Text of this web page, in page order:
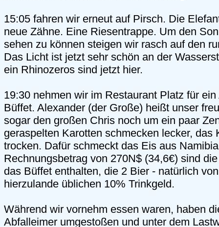
15:05 fahren wir erneut auf Pirsch. Die
neue Zähne. Eine Riesentrappe. Um den
sehen zu können steigen wir rasch auf den
Das Licht ist jetzt sehr schön an der
ein Rhinozeros sind jetzt hier.
19:30 nehmen wir im Restaurant Platz für
Büffet. Alexander (der Große) heißt unser
sogar den großen Chris noch um ein paar
geraspelten Karotten schmecken lecker, das
trocken. Dafür schmeckt das Eis aus
Rechnungsbetrag von 270N$ (34,6€) sind
das Büffet enthalten, die 2 Bier - natürlich
hierzulande üblichen 10% Trinkgeld.
Während wir vornehm essen waren, haben
Abfalleimer umgestoßen und unter dem